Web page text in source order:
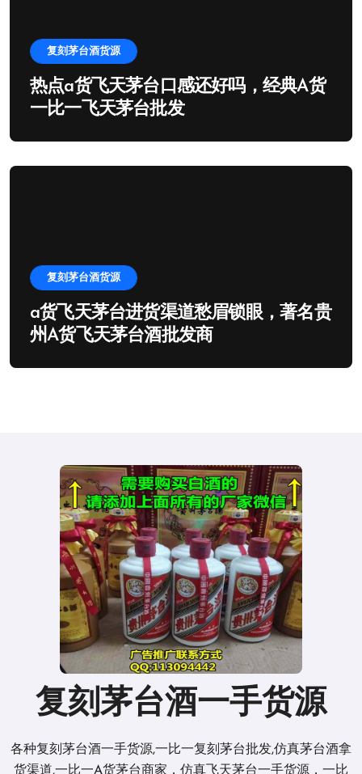
复刻茅台酒货源
热点a货飞天茅台口感还好吗，经典A货
一比一飞天茅台批发
复刻茅台酒货源
a货飞天茅台进货渠道愁眉锁眼，著名贵
州A货飞天茅台酒批发商
复刻茅台酒一手货源
各种复刻茅台酒一手货源,一比一复刻茅台批发,仿真茅台酒拿
货渠道,一比一A货茅台商家，仿真飞天茅台一手货源，一比